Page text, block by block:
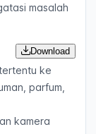
masalah
Download
ke
parfum,
kamera